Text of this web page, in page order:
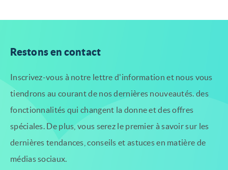
Restons en contact
Inscrivez-vous à notre lettre d'information et nous vous
tiendrons au courant de nos dernières nouveautés. des
fonctionnalités qui changent la donne et des offres
spéciales. De plus, vous serez le premier à savoirsur les
dernières tendances, conseils et astuces en matière de
médias sociaux.